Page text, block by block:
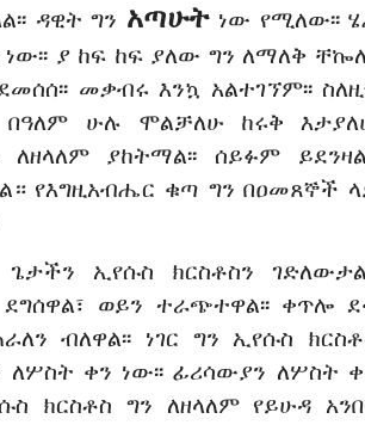
ዳዊት ግን አጣሁትነው የሚለው፡፡
ያ ከፍ ከፍ ያለው ግን ለማለቅ
መቃብሩ እንኳ አልተገኘም፡፡
ሁሉ ሞልቻለሁ ከሩቅ
ያከትማል፡፡ ሰይፉም
የእግዚአብሔር ቁጣ ግን በዐመጸኞች
ኢየሱስ ክርስቶስን
ደግሰዋል፣ ወይን ተራጭተዋል፡፡ ቀጥሎ
ብለዋል፡፡ ነገር ግን ኢየሱስ
ለሦስት ቀን ነው፡፡ ፊሪሳውያን ለሦስት
ክርስቶስ ግን ለዘላለም የይሁዳ